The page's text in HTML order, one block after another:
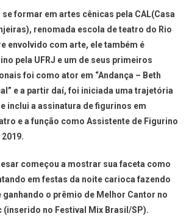
formar em artes cênicas pela CAL(Casa
renomada escola de teatro do Rio
envolvido com arte, ele também é
pela UFRJ e um de seus primeiros
foi como ator em “Andança – Beth
e a partir daí, foi iniciada uma trajetória
inclui a assinatura de figurinos em
e a função como Assistente de Figurino
começou a mostrar sua faceta como
em festas da noite carioca fazendo
ganhando o prêmio de Melhor Cantor no
(inserido no Festival Mix Brasil/SP).